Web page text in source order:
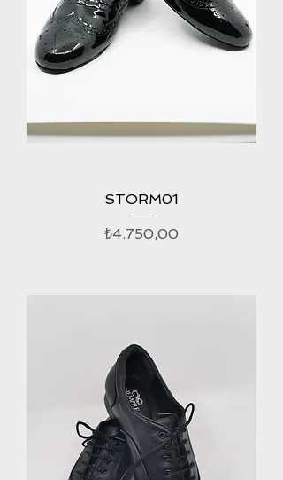
STORM01
Fiyat
₺4.750,00